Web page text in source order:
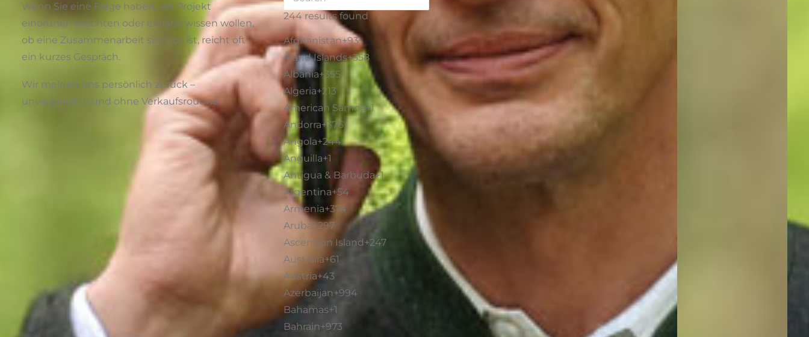
Wenn Sie eine Frage haben, ein Projekt
einordnen möchten oder einfach wissen wollen,
ob eine Zusammenarbeit sinnvoll ist, reicht oft
ein kurzes Gespräch.
Wir melden uns persönlich zurück –
unverbindlich und ohne Verkaufsroutine.
244 results found
Afghanistan+93
Åland Islands+358
Albania+355
Algeria+213
American Samoa+1
Andorra+376
Angola+244
Anguilla+1
Antigua & Barbuda+1
Argentina+54
Armenia+374
Aruba+297
Ascension Island+247
Australia+61
Austria+43
Azerbaijan+994
Bahamas+1
Bahrain+973